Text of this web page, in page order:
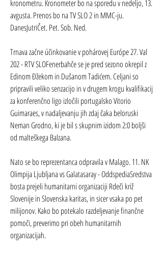
kronometru. Kronometer bo na sporedu v nedeljo, 13.
avgusta. Prenos bo na TV SLO 2 in MMC-ju.
DanesJutriČet. Pet. Sob. Ned.
Trnava začne účinkovanie v pohárovej Európe 27. Val
202 - RTV SLOFenerbahče se je pred sezono okrepil z
Edinom Đžekom in Dušanom Tadićem. Celjani so
pripravili veliko senzacijo in v drugem krogu kvalifikacij
za konferenčno ligo izločili portugalsko Vitorio
Guimaraes, v nadaljevanju jih zdaj čaka beloruski
Neman Grodno, ki je bil s skupnim izidom 2:0 boljši
od malteškega Balzana.
Nato se bo reprezentanca odpravila v Malago. 11. NK
Olimpija Ljubljana vs Galatasaray - OddspediaSredstva
bosta prejeli humanitarni organizaciji Rdeči križ
Slovenije in Slovenska karitas, in sicer vsaka po pet
milijonov. Kako bo potekalo razdeljevanje finančne
pomoči, preverimo pri obeh humanitarnih
organizacijah.